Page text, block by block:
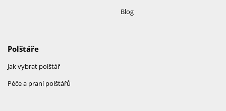
Blog
Polštáře
Jak vybrat polštář
Péče a praní polštářů